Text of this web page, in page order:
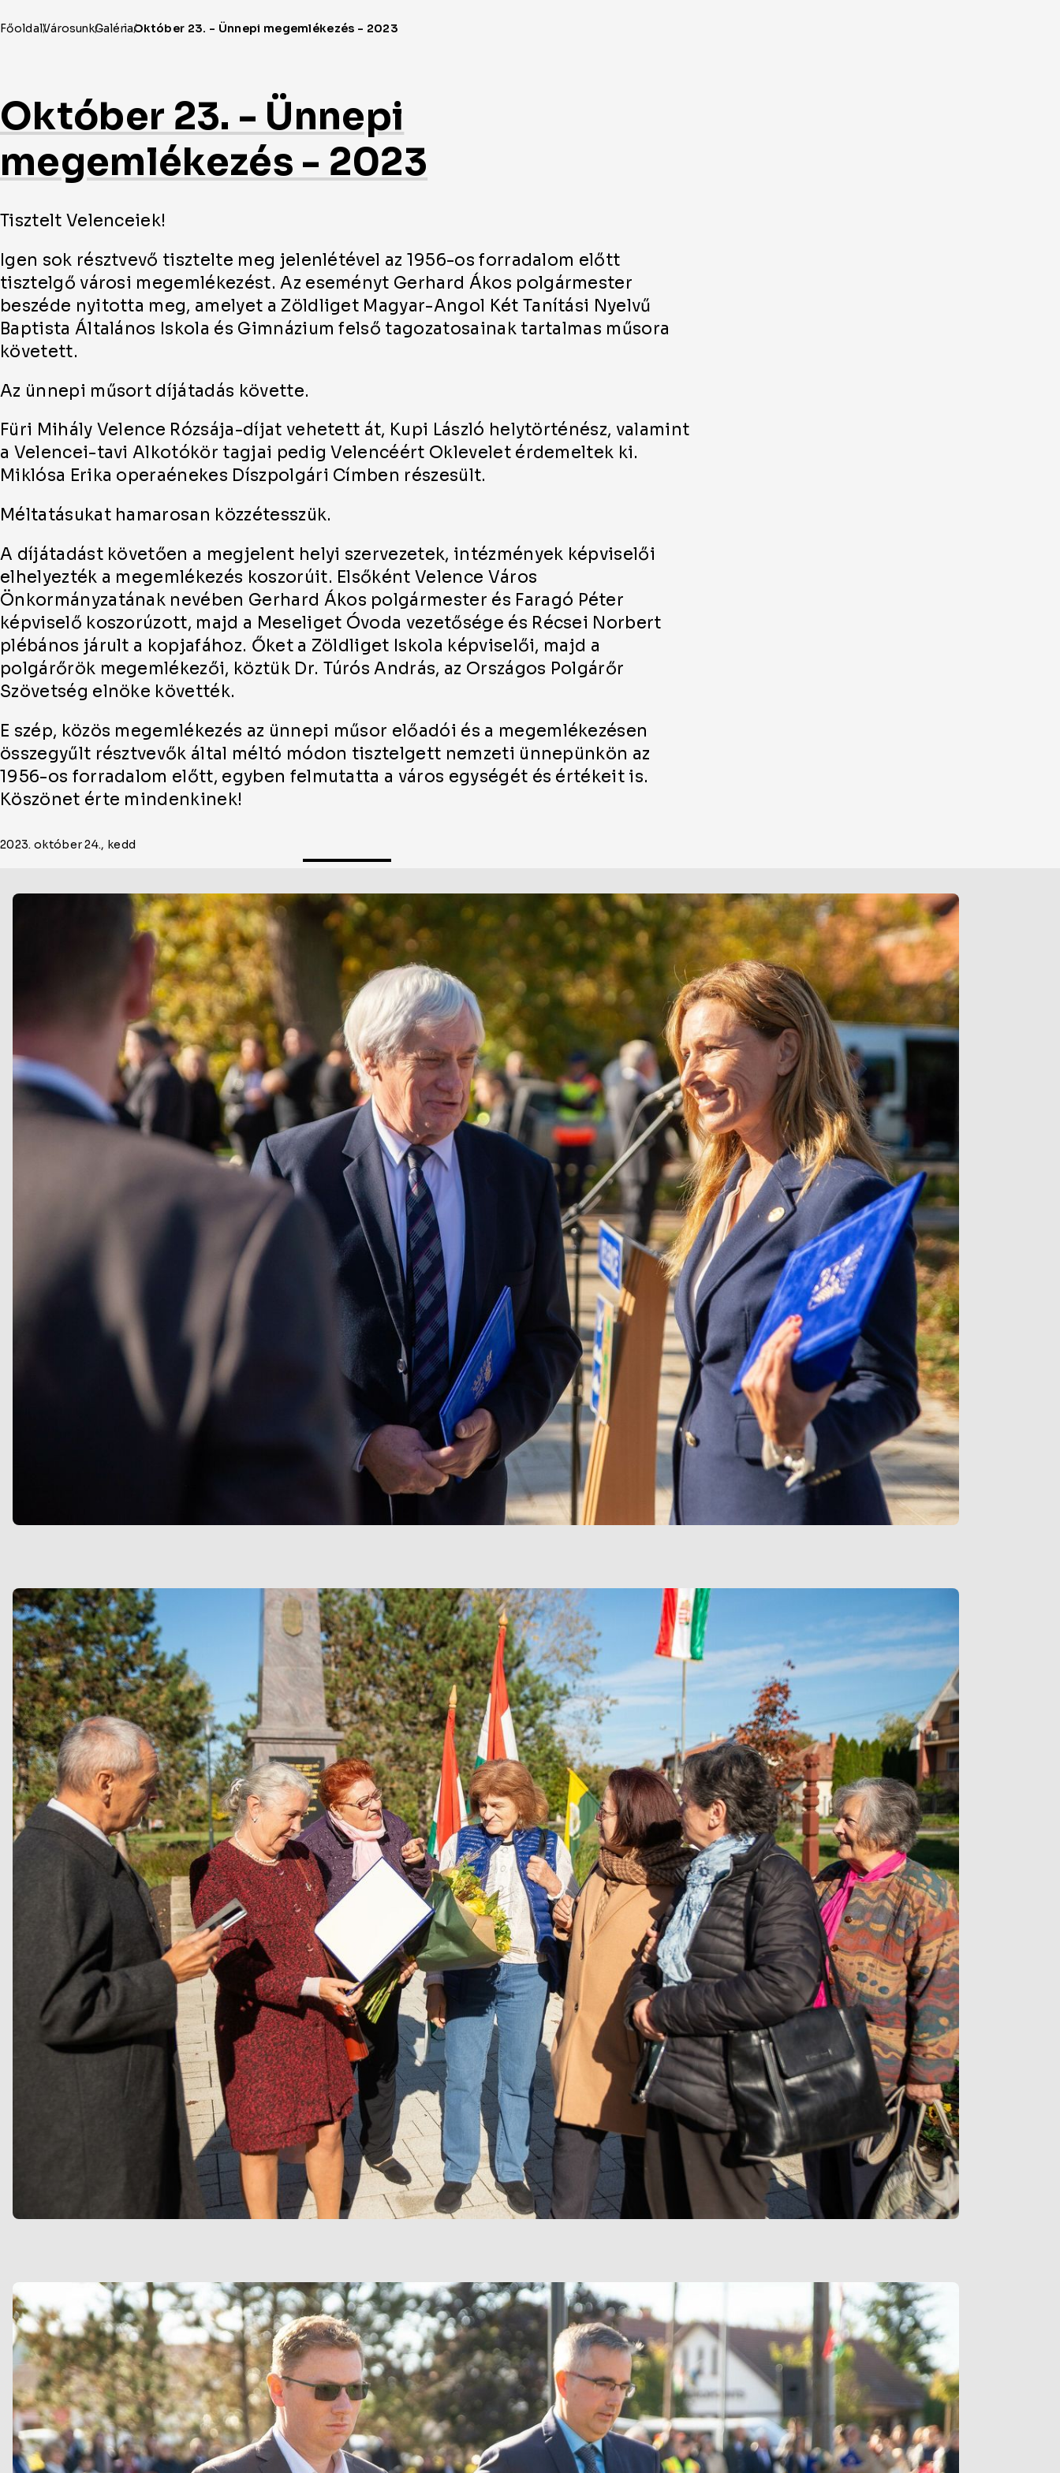
Október 23. - Ünnepi
megemlékezés - 2023
Tisztelt Velenceiek!
Igen sok résztvevő tisztelte meg jelenlétével az 1956-os forradalom előtt
tisztelgő városi megemlékezést. Az eseményt Gerhard Ákos polgármester
beszéde nyitotta meg, amelyet a Zöldliget Magyar-Angol Két Tanítási Nyelvű
Baptista Általános Iskola és Gimnázium felső tagozatosainak tartalmas műsora
követett.
Az ünnepi műsort díjátadás követte.
Füri Mihály Velence Rózsája-díjat vehetett át, Kupi László helytörténész, valamint
a Velencei-tavi Alkotókör tagjai pedig Velencéért Oklevelet érdemeltek ki.
Miklósa Erika operaénekes Díszpolgári Címben részesült.
Méltatásukat hamarosan közzétesszük.
A díjátadást követően a megjelent helyi szervezetek, intézmények képviselői
elhelyezték a megemlékezés koszorúit. Elsőként Velence Város
Önkormányzatának nevében Gerhard Ákos polgármester és Faragó Péter
képviselő koszorúzott, majd a Meseliget Óvoda vezetősége és Récsei Norbert
plébános járult a kopjafához. Őket a Zöldliget Iskola képviselői, majd a
polgárőrök megemlékezői, köztük Dr. Túrós András, az Országos Polgárőr
Szövetség elnöke követték.
E szép, közös megemlékezés az ünnepi műsor előadói és a megemlékezésen
összegyűlt résztvevők által méltó módon tisztelgett nemzeti ünnepünkön az
1956-os forradalom előtt, egyben felmutatta a város egységét és értékeit is.
Köszönet érte mindenkinek!
2023. október 24., kedd
Oldal
cikkjeinek